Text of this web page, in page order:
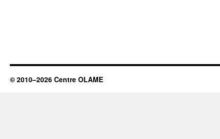
© 2010–2026 Centre OLAME